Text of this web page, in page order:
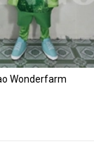
Wonderfarm
Wonderfarm